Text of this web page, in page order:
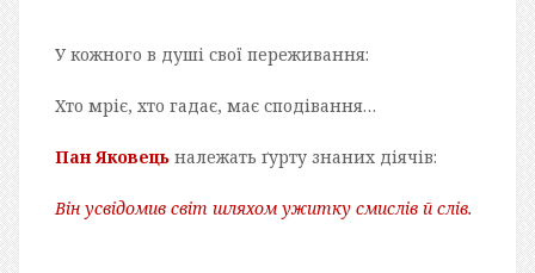
У кожного в душі свої переживання:
Хто мріє, хто гадає, має сподівання…
Пан Яковець належать ґурту знаних діячів:
Він усвідомив світ шляхом ужитку смислів й слів.